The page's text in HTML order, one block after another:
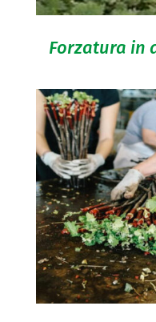
Forzatura in